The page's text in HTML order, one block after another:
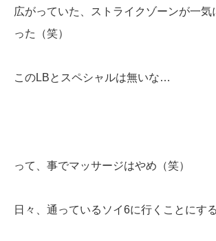
広がっていた、ストライクゾーンが一気
った（笑）
このLBとスペシャルは無いな…
って、事でマッサージはやめ（笑）
日々、通っているソイ6に行くことにする